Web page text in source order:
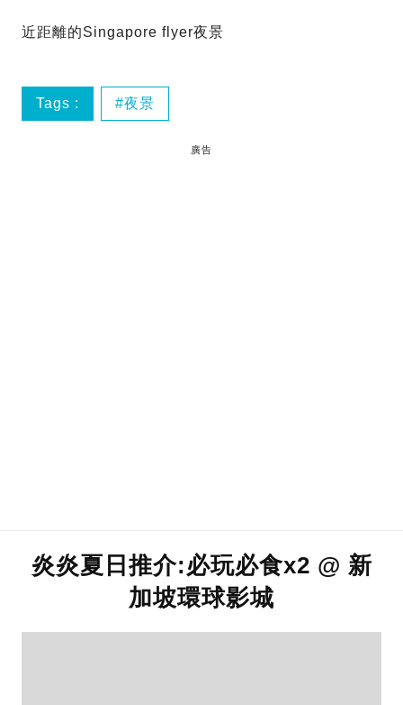
近距離的Singapore flyer夜景
Tags : 夜景
廣告
炎炎夏日推介:必玩必食x2 @ 新
加坡環球影城